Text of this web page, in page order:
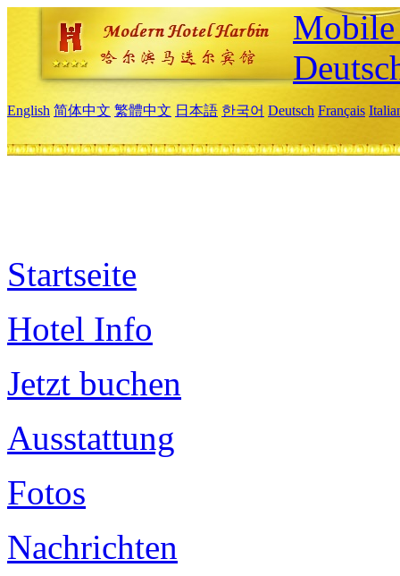
English 简体中文 繁體中文 日本語 한국어 Deutsch Français
Startseite
Hotel Info
Jetzt buchen
Ausstattung
Fotos
Nachrichten